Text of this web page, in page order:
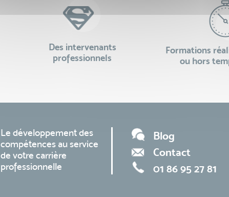
Des intervenants
professionnels
Formations
ou hors
Le développement des
compétences au service
de votre carrière
professionnelle
Blog
Contact
01 86 95 27 81